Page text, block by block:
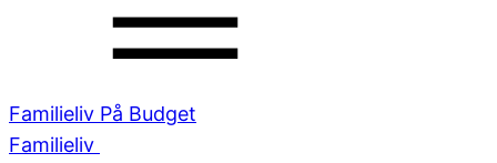
Familieliv På Budget
Familieliv